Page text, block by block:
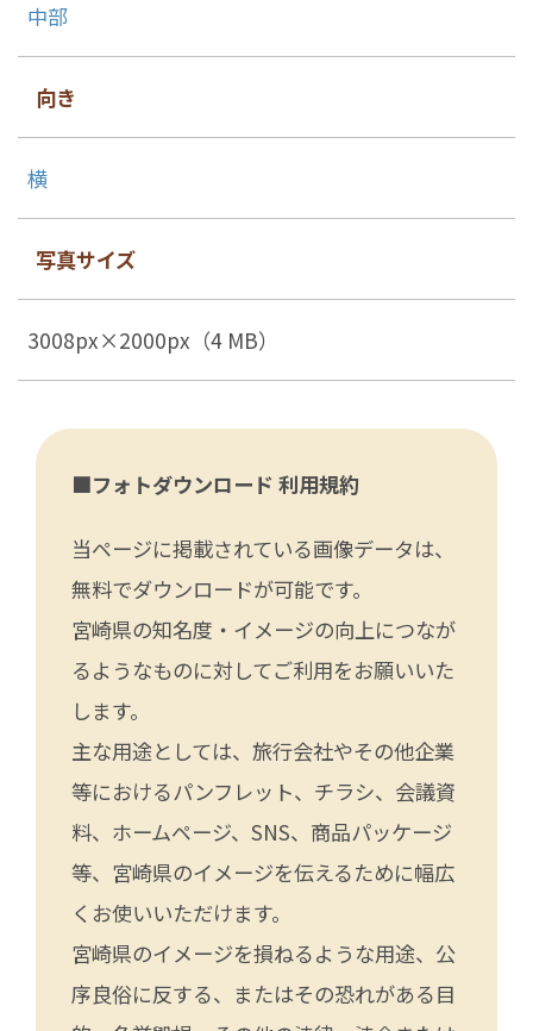
中部
向き
横
写真サイズ
3008px×2000px（4 MB）
■フォトダウンロード 利用規約
当ページに掲載されている画像データは、
無料でダウンロードが可能です。
宮崎県の知名度・イメージの向上につなが
るようなものに対してご利用をお願いいた
します。
主な用途としては、旅行会社やその他企業
等におけるパンフレット、チラシ、会議資
料、ホームページ、SNS、商品パッケージ
等、宮崎県のイメージを伝えるために幅広
くお使いいただけます。
宮崎県のイメージを損ねるような用途、公
序良俗に反する、またはその恐れがある目